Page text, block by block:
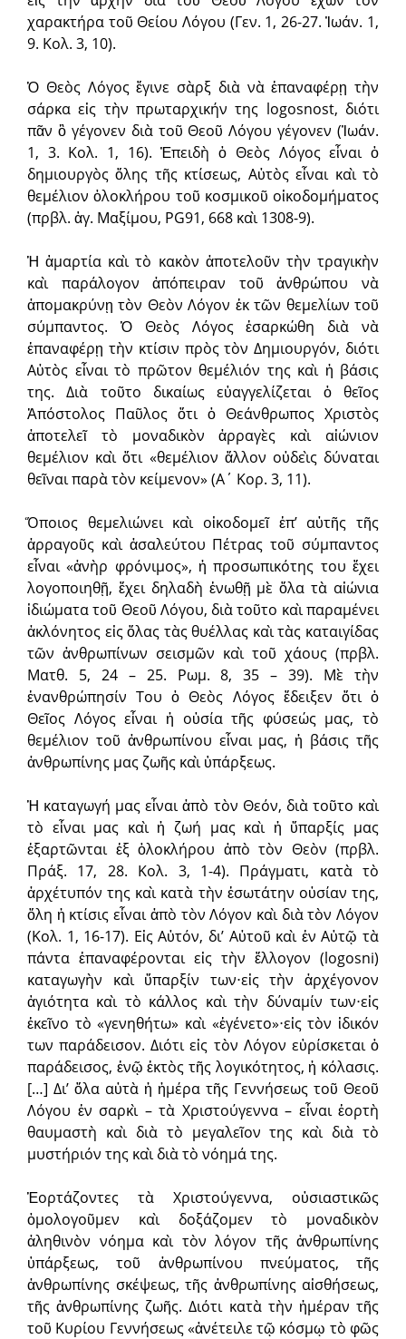
χαρακτήρα τοῦ Θείου Λόγου (Γεν. 1, 26-27. Ἰωάν. 1,
9. Κολ. 3, 10).
Ὁ Θεὸς Λόγος ἔγινε σὰρξ διὰ νὰ ἐπαναφέρῃ τὴν
σάρκα εἰς τὴν πρωταρχικήν της logosnost, διότι
πᾶν ὃ γέγονεν διὰ τοῦ Θεοῦ Λόγου γέγονεν (Ἰωάν.
1, 3. Κολ. 1, 16). Ἐπειδὴ ὁ Θεὸς Λόγος εἶναι ὁ
δημιουργὸς ὅλης τῆς κτίσεως, Αὐτὸς εἶναι καὶ τὸ
θεμέλιον ὁλοκλήρου τοῦ κοσμικοῦ οἰκοδομήματος
(πρβλ. ἁγ. Μαξίμου, ΡG91, 668 καὶ 1308-9).
Ἡ ἁμαρτία καὶ τὸ κακὸν ἀποτελοῦν τὴν τραγικὴν
καὶ παράλογον ἀπόπειραν τοῦ ἀνθρώπου νὰ
ἀπομακρύνῃ τὸν Θεὸν Λόγον ἐκ τῶν θεμελίων τοῦ
σύμπαντος. Ὁ Θεὸς Λόγος ἐσαρκώθη διὰ νὰ
ἐπαναφέρῃ τὴν κτίσιν πρὸς τὸν Δημιουργόν, διότι
Αὐτὸς εἶναι τὸ πρῶτον θεμέλιόν της καὶ ἡ βάσις
της. Διὰ τοῦτο δικαίως εὐαγγελίζεται ὁ θεῖος
Ἀπόστολος Παῦλος ὅτι ὁ Θεάνθρωπος Χριστὸς
ἀποτελεῖ τὸ μοναδικὸν ἀρραγὲς καὶ αἰώνιον
θεμέλιον καὶ ὅτι «θεμέλιον ἄλλον οὐδεὶς δύναται
θεῖναι παρὰ τὸν κείμενον» (Α΄ Κορ. 3, 11).
Ὅποιος θεμελιώνει καὶ οἰκοδομεῖ ἐπ’ αὐτῆς τῆς
ἀρραγοῦς καὶ ἀσαλεύτου Πέτρας τοῦ σύμπαντος
εἶναι «ἀνὴρ φρόνιμος», ἡ προσωπικότης του ἔχει
λογοποιηθῇ, ἔχει δηλαδὴ ἑνωθῇ μὲ ὅλα τὰ αἰώνια
ἰδιώματα τοῦ Θεοῦ Λόγου, διὰ τοῦτο καὶ παραμένει
ἀκλόνητος εἰς ὅλας τὰς θυέλλας καὶ τὰς καταιγίδας
τῶν ἀνθρωπίνων σεισμῶν καὶ τοῦ χάους (πρβλ.
Ματθ. 5, 24 – 25. Ρωμ. 8, 35 – 39). Μὲ τὴν
ἐνανθρώπησίν Του ὁ Θεὸς Λόγος ἔδειξεν ὅτι ὁ
Θεῖος Λόγος εἶναι ἡ οὐσία τῆς φύσεώς μας, τὸ
θεμέλιον τοῦ ἀνθρωπίνου εἶναι μας, ἡ βάσις τῆς
ἀνθρωπίνης μας ζωῆς καὶ ὑπάρξεως.
Ἡ καταγωγή μας εἶναι ἀπὸ τὸν Θεόν, διὰ τοῦτο καὶ
τὸ εἶναι μας καὶ ἡ ζωή μας καὶ ἡ ὕπαρξίς μας
ἐξαρτῶνται ἐξ ὁλοκλήρου ἀπὸ τὸν Θεὸν (πρβλ.
Πράξ. 17, 28. Κολ. 3, 1-4). Πράγματι, κατὰ τὸ
ἀρχέτυπόν της καὶ κατὰ τὴν ἐσωτάτην οὐσίαν της,
ὅλη ἡ κτίσις εἶναι ἀπὸ τὸν Λόγον καὶ διὰ τὸν Λόγον
(Κολ. 1, 16-17). Εἰς Αὐτόν, δι’ Αὐτοῦ καὶ ἐν Αὐτῷ τὰ
πάντα ἐπαναφέρονται εἰς τὴν ἔλλογον (logosni)
καταγωγὴν καὶ ὕπαρξίν των⋅εἰς τὴν ἀρχέγονον
ἁγιότητα καὶ τὸ κάλλος καὶ τὴν δύναμίν των⋅εἰς
ἐκεῖνο τὸ «γενηθήτω» καὶ «ἐγένετο»⋅εἰς τὸν ἰδικόν
των παράδεισον. Διότι εἰς τὸν Λόγον εὑρίσκεται ὁ
παράδεισος, ἐνῷ ἐκτὸς τῆς λογικότητος, ἡ κόλασις.
[…] Δι’ ὅλα αὐτὰ ἡ ἡμέρα τῆς Γεννήσεως τοῦ Θεοῦ
Λόγου ἐν σαρκὶ – τὰ Χριστούγεννα – εἶναι ἑορτὴ
θαυμαστὴ καὶ διὰ τὸ μεγαλεῖον της καὶ διὰ τὸ
μυστήριόν της καὶ διὰ τὸ νόημά της.
Ἑορτάζοντες τὰ Χριστούγεννα, οὐσιαστικῶς
ὁμολογοῦμεν καὶ δοξάζομεν τὸ μοναδικὸν
ἀληθινὸν νόημα καὶ τὸν λόγον τῆς ἀνθρωπίνης
ὑπάρξεως, τοῦ ἀνθρωπίνου πνεύματος, τῆς
ἀνθρωπίνης σκέψεως, τῆς ἀνθρωπίνης αἰσθήσεως,
τῆς ἀνθρωπίνης ζωῆς. Διότι κατὰ τὴν ἡμέραν τῆς
τοῦ Κυρίου Γεννήσεως «ἀνέτειλε τῷ κόσμῳ τὸ φῶς